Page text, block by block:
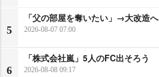
5
「父の部屋を奪いたい」→大改造へ
2026-08-07 07:00
6
「株式会社嵐」5人のFC出そろう
2026-08-08 09:17